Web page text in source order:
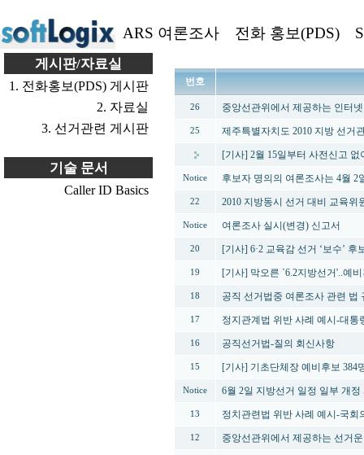
ARS 여론조사 전화 홍보(PDS)
게시판/자료실
1. 전화홍보(PDS) 게시판
2. 자료실
3. 선거관련 게시판
기술 문서
Caller ID Basics
번호
26 중앙선관위에서 제공하는 인터
25 제주특별자치도 2010 지방 선거
[기사] 2월 15일부터 사전신고
Notice 후보자 명의의 여론조사는 4월 2
22 2010 지방동시 선거 대비 교육위
Notice 여론조사 실시(변경) 신고서
20 [기사] 6·2 교육감 선거 ‘보수’ 후
19 [기사] 막오른 `6.2지방선거'..예
18 공직 선거법중 여론조사 관련 법
17 정지관계법 위반 사례 예시-대통
16 공직선거법-질의 회신사항
15 [기사] 기초단체장 예비후보 384
Notice 6월 2일 지방선거 일정 일부 개정
13 정치관련법 위반 사례 예시-국회
12 중앙선관위에서 제공하는 선거